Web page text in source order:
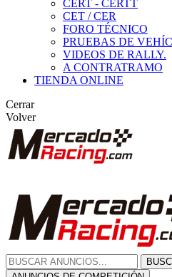
CERT - CERTT
CET / CER
FORO TÉCNICO
PRUEBAS DE
VIDEOS DE RALLY.
A CONTRATRAMO
TIENDA ONLINE
Cerrar
Volver
ANUNCIOS DE COMPETICIÓN